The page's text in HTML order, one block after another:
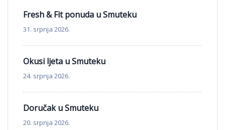
Fresh & Fit ponuda u Smuteku
31. srpnja 2026.
Okusi ljeta u Smuteku
24. srpnja 2026.
Doručak u Smuteku
20. srpnja 2026.